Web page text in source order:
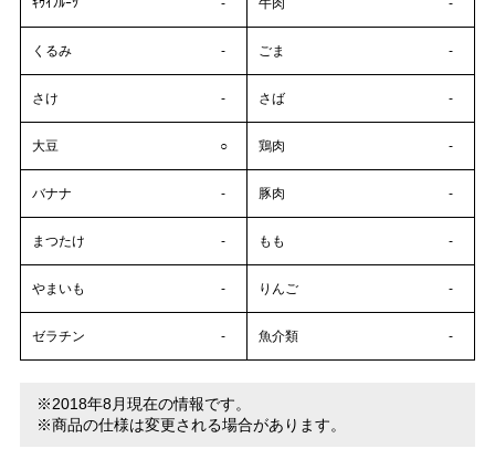
くるみ - ごま -
さけ - さば -
大豆 ○ 鶏肉 -
バナナ - 豚肉 -
まつたけ - もも -
やまいも - りんご -
ゼラチン - 魚介類 -
※2018年8月現在の情報です。
※商品の仕様は変更される場合があります。